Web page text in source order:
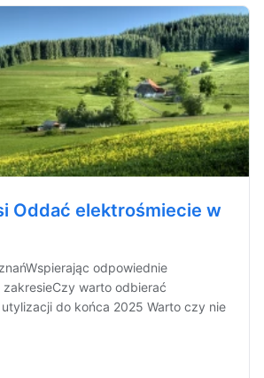
Oddać elektrośmiecie w
odpowiednie
warto odbierać
do końca 2025 Warto czy nie